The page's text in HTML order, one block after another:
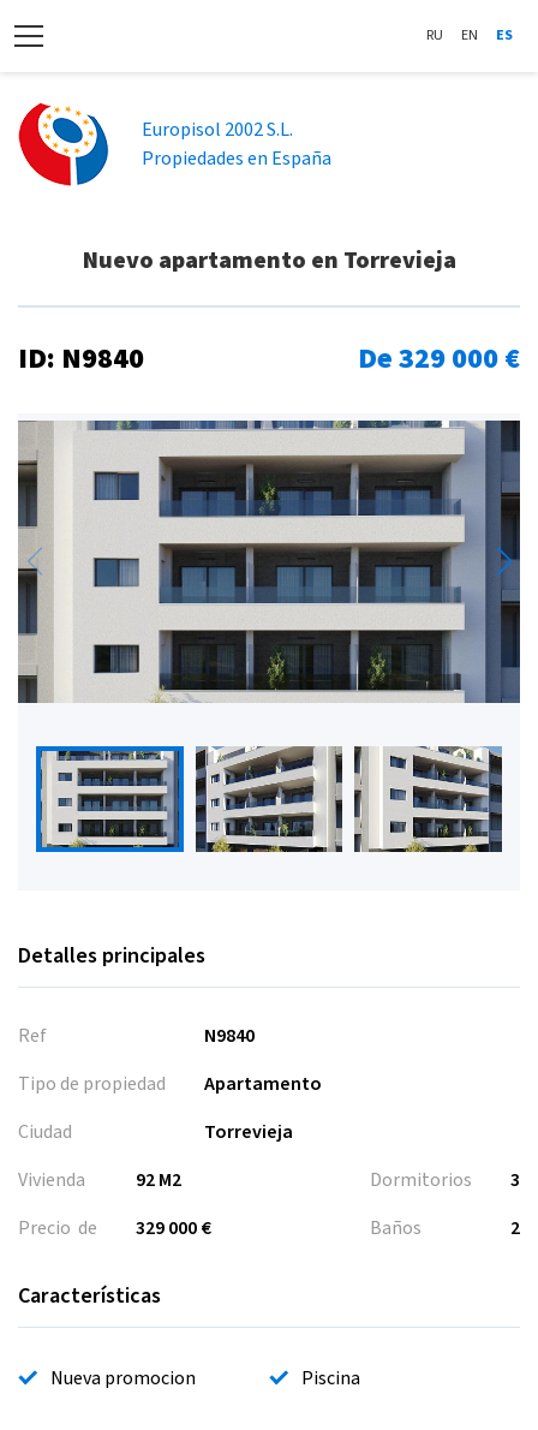
RU EN ES
Europisol 2002 S.L.
Propiedades en España
Nuevo apartamento en Torrevieja
ID: N9840 De 329 000 €
Detalles principales
Ref
N9840
Tipo de propiedad
Apartamento
Ciudad
Torrevieja
Vivienda
92 M2
Precio de
329 000 €
Dormitorios
3
Baños
2
Características
Nueva promocion Piscina